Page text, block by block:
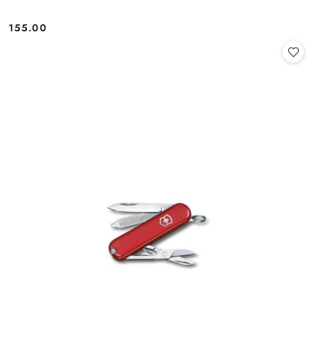
Cena:
155.00